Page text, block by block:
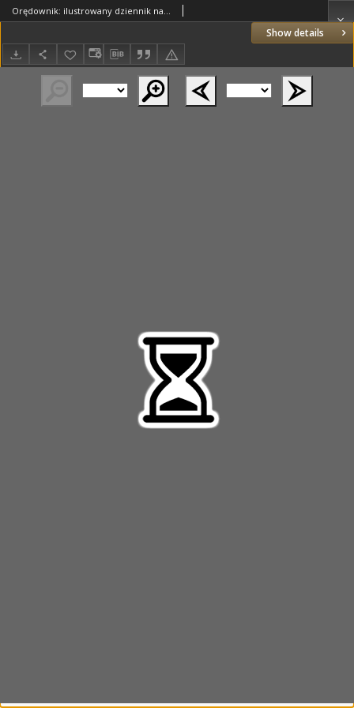
Show details
Orędownik: ilustrowany dziennik narodowy i katolicki 1937.06.17 R.67 Nr137